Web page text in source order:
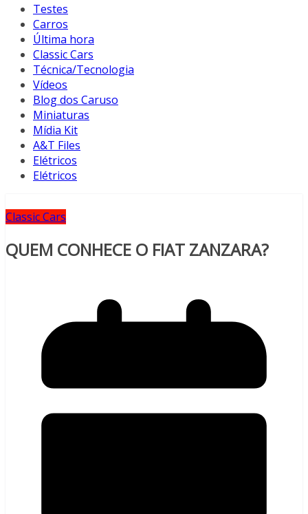
Testes
Carros
Última hora
Classic Cars
Técnica/Tecnologia
Vídeos
Blog dos Caruso
Miniaturas
Mídia Kit
A&T Files
Elétricos
Elétricos
Classic Cars
QUEM CONHECE O FIAT ZANZARA?